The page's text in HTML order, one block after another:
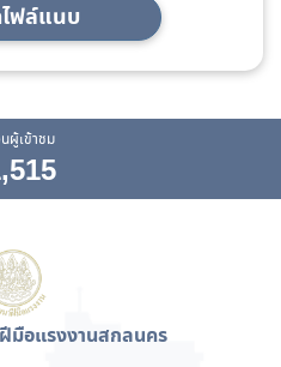
ฟล์แนบ
ผู้เข้าชม
อแรงงานสกลนคร